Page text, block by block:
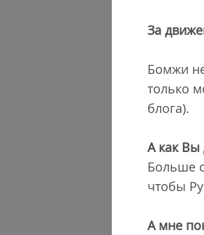
За
Бомжи
только
блога).
А как Вы
Больше
чтобы
А мне